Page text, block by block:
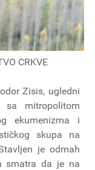
CRKVE
Zisis, ugledni
sa mitropolitom
ekumenizma i
skupa na
je odmah
smatra da je na